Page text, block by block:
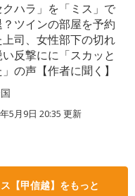
クハラ」を「ミス」で
ツインの部屋を予約
上司、女性部下の切れ
反撃にに「スカッと
」の声【作者に聞く】
5月9日 20:35 更新
【甲信越】をもっと